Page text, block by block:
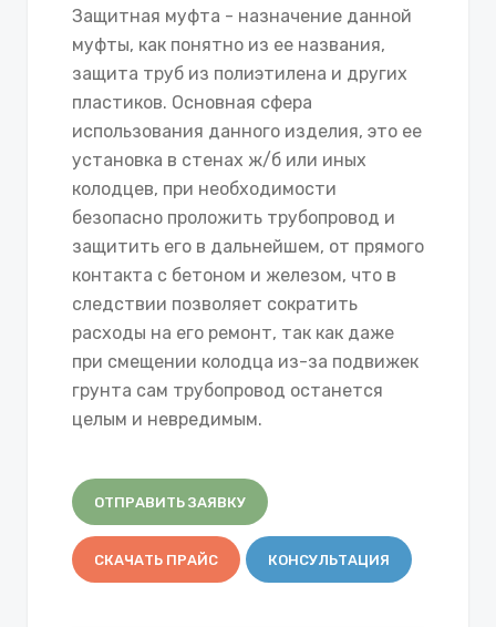
Защитная муфта - назначение данной
муфты, как понятно из ее названия,
защита труб из полиэтилена и других
пластиков. Основная сфера
использования данного изделия, это ее
установка в стенах ж/б или иных
колодцев, при необходимости
безопасно проложить трубопровод и
защитить его в дальнейшем, от прямого
контакта с бетоном и железом, что в
следствии позволяет сократить
расходы на его ремонт, так как даже
при смещении колодца из-за подвижек
грунта сам трубопровод останется
целым и невредимым.
ОТПРАВИТЬ ЗАЯВКУ
СКАЧАТЬ ПРАЙС КОНСУЛЬТАЦИЯ